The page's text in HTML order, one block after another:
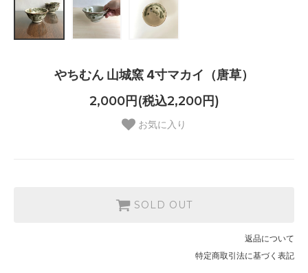
やちむん 山城窯 4寸マカイ（唐草）
2,000円(税込2,200円)
お気に入り
SOLD OUT
返品について
特定商取引法に基づく表記